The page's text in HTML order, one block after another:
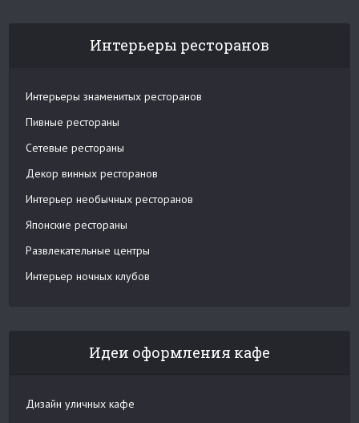
Интерьеры ресторанов
Интерьеры знаменитых ресторанов
Пивные рестораны
Сетевые рестораны
Декор винных ресторанов
Интерьер необычных ресторанов
Японские рестораны
Развлекательные центры
Интерьер ночных клубов
Идеи оформления кафе
Дизайн уличных кафе